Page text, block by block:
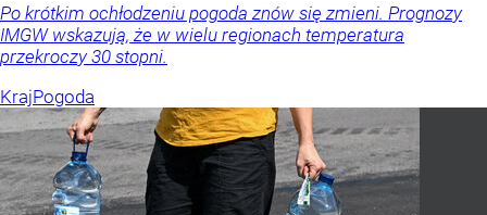
Po krótkim ochłodzeniu pogoda znów się zmieni. Prognozy
IMGW wskazują, że w wielu regionach temperatura
przekroczy 30 stopni.
KrajPogoda